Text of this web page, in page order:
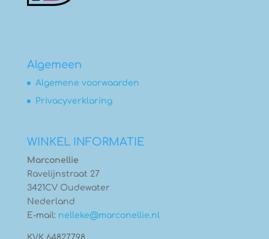
Algemeen
Algemene voorwaarden
Privacyverklaring
WINKEL INFORMATIE
Marconellie
Ravelijnstraat 27
3421CV Oudewater
Nederland
E-mail: nelleke@marconellie.nl